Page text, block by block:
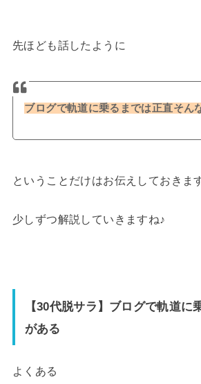
先ほども話したように
ブログで軌道に乗るまでは正直そん
ということだけはお伝えしておきま
少しずつ解説していきますね♪
【30代脱サラ】ブログで軌道に
がある
よくある